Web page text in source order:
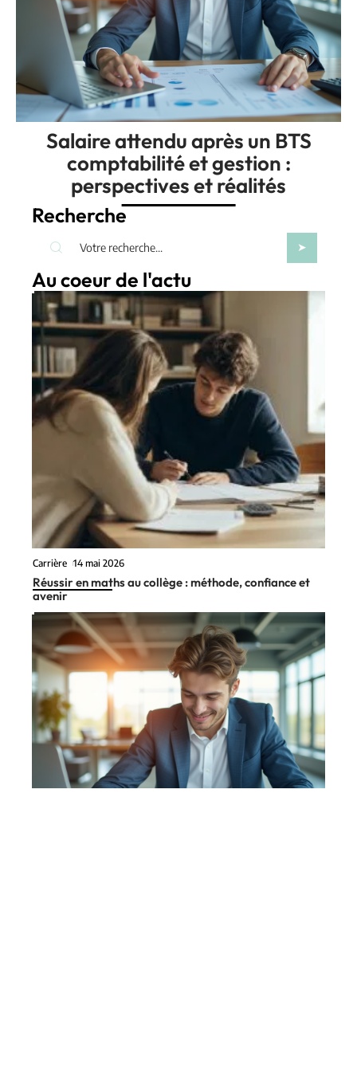
Salaire attendu après un BTS
comptabilité et gestion :
perspectives et réalités
Recherche
Au coeur de l'actu
Carrière 14 mai 2026
Réussir en maths au collège : méthode, confiance et
avenir